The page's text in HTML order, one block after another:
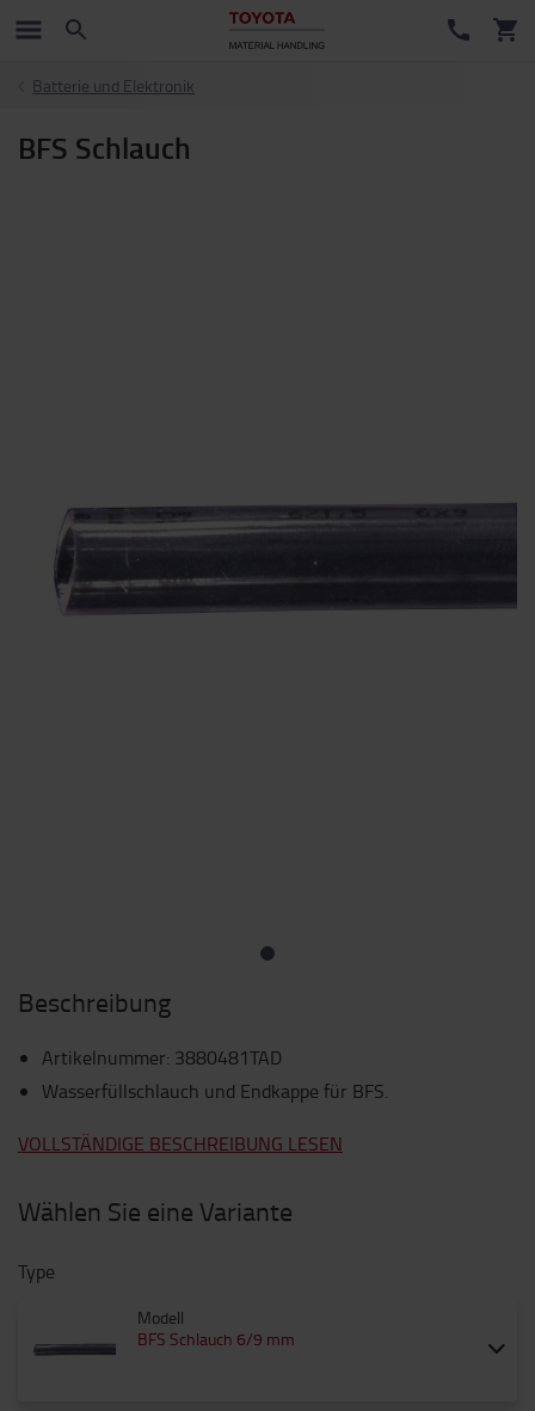
Batterie und Elektronik
BFS Schlauch
Beschreibung
Artikelnummer: 3880481TAD
Wasserfüllschlauch und Endkappe für BFS.
VOLLSTÄNDIGE BESCHREIBUNG LESEN
Wählen Sie eine Variante
Type
Modell
BFS Schlauch 6/9 mm